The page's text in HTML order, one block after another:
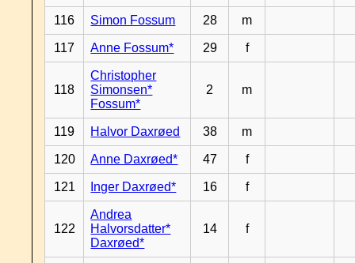
116 Simon Fossum 28 m
117 Anne Fossum* 29 f
118
Christopher
Simonsen*
Fossum*
2 m
119 Halvor Daxrøed 38 m
120 Anne Daxrøed* 47 f
121 Inger Daxrøed* 16 f
122
Andrea
Halvorsdatter*
Daxrøed*
14 f